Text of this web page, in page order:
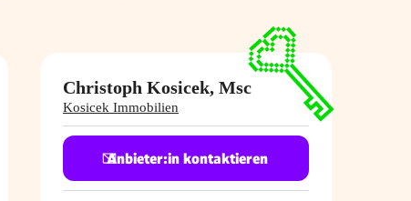
Christoph Kosicek, Msc
Kosicek Immobilien
Anbieter:in kontaktieren